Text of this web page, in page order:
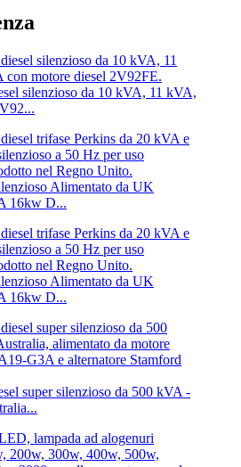
silenzioso da 10 kVA, 11 kVA,
Alimentato da UK
16kw D...
Alimentato da UK
16kw D...
super silenzioso da 500 kVA -